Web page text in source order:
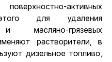
активных
для удаления
и масляно-грязевых
растворители, в
дизельное топливо,